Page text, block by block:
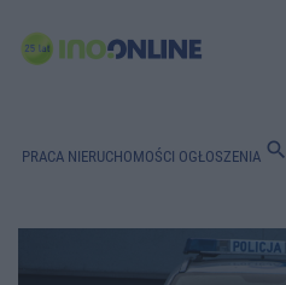
PRACA NIERUCHOMOŚCI OGŁOSZENIA search